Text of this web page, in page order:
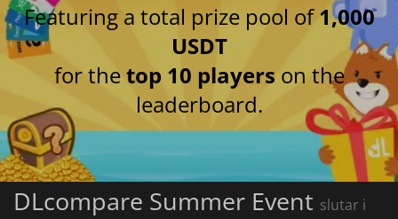
Featuring a total prize pool of1,000
USDT
for thetop 10 players on the
leaderboard.
DLcompare Summer Event slutar i